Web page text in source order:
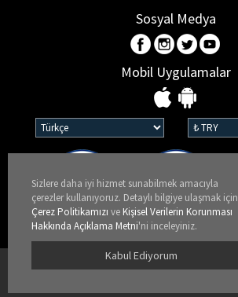
Sizlere daha iyi hizmet sunabilmek amacıyla
çerezler kullanıyoruz. Detaylı bilgiye ulaşmak için
Çerez Politikamızı ve Kişisel Verilerin Korunması
Hakkında Açıklama Metni'ni inceleyiniz.
Kabul Ediyorum
Sosyal Medya
Mobil Uygulamalar
Kullanım Koşulları